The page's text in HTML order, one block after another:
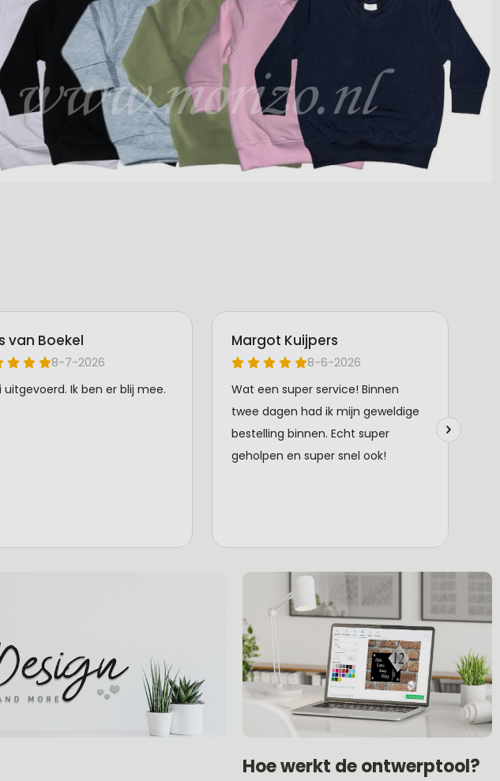
Hoe werkt de ontwerptool?